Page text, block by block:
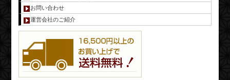
お問い合わせ
運営会社のご紹介